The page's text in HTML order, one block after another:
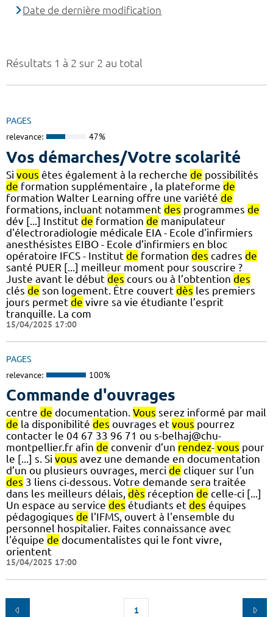
Résultats 1 à 2 sur 2 au total
PAGES
relevance: 47%
Vos démarches/Votre scolarité
Si vous êtes également à la recherche de possibilités
de formation supplémentaire , la plateforme de
formation Walter Learning offre une variété de
formations, incluant notamment des programmes de
dév [...] Institut de formation de manipulateur
d'électroradiologie médicale EIA - Ecole d'infirmiers
anesthésistes EIBO - Ecole d’infirmiers en bloc
opératoire IFCS - Institut de formation des cadres de
santé PUER [...] meilleur moment pour souscrire ?
Juste avant le début des cours ou à l’obtention des
clés de son logement. Être couvert dès les premiers
jours permet de vivre sa vie étudiante l’esprit
tranquille. La com
15/04/2025 17:00
PAGES
relevance: 100%
Commande d'ouvrages
centre de documentation. Vous serez informé par mail
de la disponibilité des ouvrages et vous pourrez
contacter le 04 67 33 96 71 ou s-belhaj@chu-
montpellier.fr afin de convenir d’un rendez- vous pour
le [...] s. Si vous avez une demande en documentation
d’un ou plusieurs ouvrages, merci de cliquer sur l'un
des 3 liens ci-dessous. Votre demande sera traitée
dans les meilleurs délais, dès réception de celle-ci [...]
Un espace au service des étudiants et des équipes
pédagogiques de l'IFMS, ouvert à l'ensemble du
personnel hospitalier. Faites connaissance avec
l'équipe de documentalistes qui le font vivre,
orientent
15/04/2025 17:00
1
Date de dernière modification